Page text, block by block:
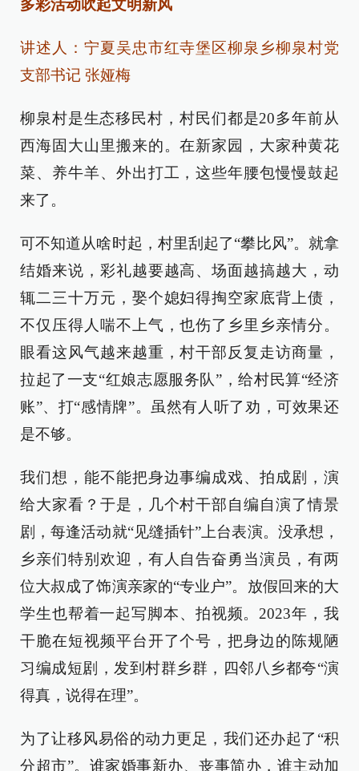
多彩活动吹起文明新风
讲述人：宁夏吴忠市红寺堡区柳泉乡柳泉村党
支部书记 张娅梅
柳泉村是生态移民村，村民们都是20多年前从
西海固大山里搬来的。在新家园，大家种黄花
菜、养牛羊、外出打工，这些年腰包慢慢鼓起
来了。
可不知道从啥时起，村里刮起了“攀比风”。就拿
结婚来说，彩礼越要越高、场面越搞越大，动
辄二三十万元，娶个媳妇得掏空家底背上债，
不仅压得人喘不上气，也伤了乡里乡亲情分。
眼看这风气越来越重，村干部反复走访商量，
拉起了一支“红娘志愿服务队”，给村民算“经济
账”、打“感情牌”。虽然有人听了劝，可效果还
是不够。
我们想，能不能把身边事编成戏、拍成剧，演
给大家看？于是，几个村干部自编自演了情景
剧，每逢活动就“见缝插针”上台表演。没承想，
乡亲们特别欢迎，有人自告奋勇当演员，有两
位大叔成了饰演亲家的“专业户”。放假回来的大
学生也帮着一起写脚本、拍视频。2023年，我
干脆在短视频平台开了个号，把身边的陈规陋
习编成短剧，发到村群乡群，四邻八乡都夸“演
得真，说得在理”。
为了让移风易俗的动力更足，我们还办起了“积
分超市”。谁家婚事新办、丧事简办，谁主动加